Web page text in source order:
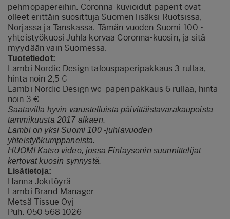
pehmopapereihin. Coronna-kuvioidut paperit ovat
olleet erittäin suosittuja Suomen lisäksi Ruotsissa,
Norjassa ja Tanskassa. Tämän vuoden Suomi 100 -
yhteistyökuosi Juhla korvaa Coronna-kuosin, ja sitä
myydään vain Suomessa.
Tuotetiedot:
Lambi Nordic Design talouspaperipakkaus 3 rullaa,
hinta noin 2,5 €
Lambi Nordic Design wc-paperipakkaus 6 rullaa, hinta
noin 3 €
Saatavilla hyvin varustelluista päivittäistavarakaupoista
tammikuusta 2017 alkaen.
Lambi on yksi Suomi 100 -juhlavuoden
yhteistyökumppaneista.
HUOM! Katso video, jossa Finlaysonin suunnittelijat
kertovat kuosin synnystä.
Lisätietoja:
Hanna Jokitöyrä
Lambi Brand Manager
Metsä Tissue Oyj
Puh. 050 568 1026